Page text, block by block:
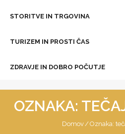
STORITVE IN TRGOVINA
TURIZEM IN PROSTI ČAS
ZDRAVJE IN DOBRO POČUTJE
OZNAKA:
Domov /Oznaka: